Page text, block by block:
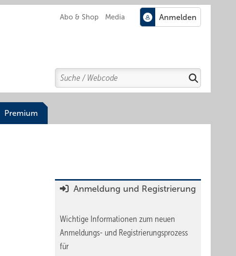
Abo & Shop Media
Search
Suchen
Premium
Anmeldung und Registrierung
Wichtige Informationen zum neuen
Anmeldungs- und Registrierungsprozess
für